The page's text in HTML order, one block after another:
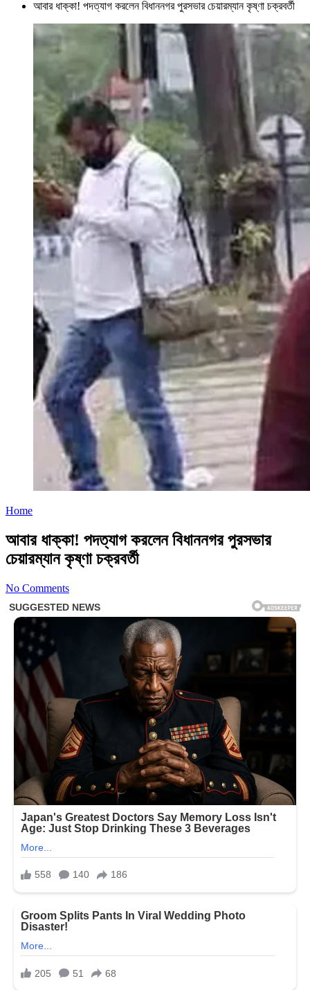
আবার ধাক্কা! পদত্যাগ করলেন বিধাননগর পুরসভার চেয়ারম্যান কৃষ্ণা চক্রবর্তী
Home
আবার ধাক্কা! পদত্যাগ করলেন বিধাননগর পুরসভার
চেয়ারম্যান কৃষ্ণা চক্রবর্তী
No Comments